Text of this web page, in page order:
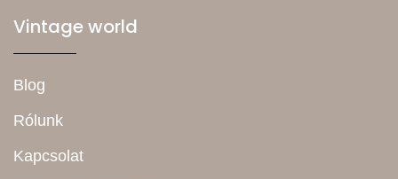
Vintage world
Blog
Rólunk
Kapcsolat